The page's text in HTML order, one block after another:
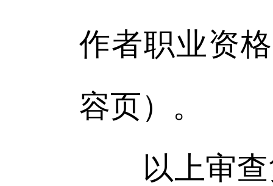
作者职业资
容页）。
以上审查